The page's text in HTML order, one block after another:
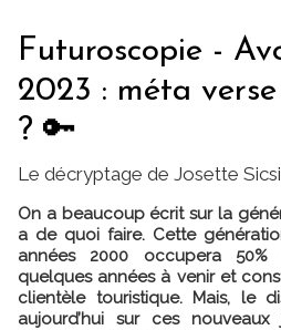
Futuroscopie -
2023 : méta
? 🔑
Le décryptage de Josette
On a beaucoup écrit sur la
a de quoi faire. Cette
années 2000 occupera
quelques années à venir et
clientèle touristique. Mais, le
aujourd’hui sur ces